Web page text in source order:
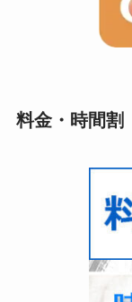
料金・時間割